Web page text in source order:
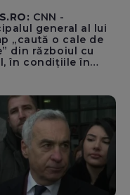
CNN -
general al lui
„caută o cale de
din războiul cu
în condițiile în